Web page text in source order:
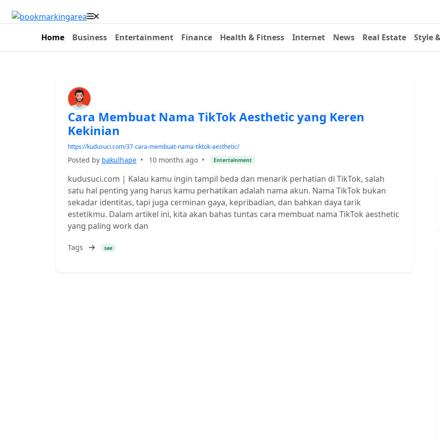
Home Business Entertainment Finance Health & Fitness Internet News Real Estate Style
Cara Membuat Nama TikTok Aesthetic yang Keren
Kekinian
https://kudusuci.com/37-cara-membuat-nama-tiktok-aesthetic/
Posted by bakulhape • 10 months ago • Entertainment
kudusuci.com | Kalau kamu ingin tampil beda dan menarik perhatian di TikTok, salah
satu hal penting yang harus kamu perhatikan adalah nama akun. Nama TikTok bukan
sekadar identitas, tapi juga cerminan gaya, kepribadian, dan bahkan daya tarik
estetikmu. Dalam artikel ini, kita akan bahas tuntas cara membuat nama TikTok aesthetic
yang paling work dan
Tags sae